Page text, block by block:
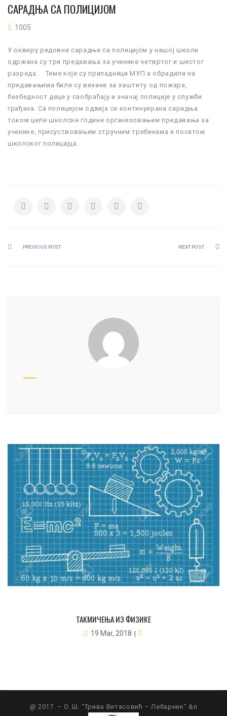
САРАДЊА СА ПОЛИЦИЈОМ
1005
У оквиру редовне сарадње са полицијом у нашој школи
одржана су три предавања за ученике четвртог и шестог
разреда. Теме које су припадници МУП а обрадили на
предавањима биле су везане за заштиту од пожара,
безбедност деце у саобраћају и значај полиције у служби
грађана. Са полицијом одвија се континуирана сарадња
током целе школске године организовањем предавања за
ученике, присуствовањем стручним трибинама и посетом
школског полицајца.
PREVIOUS POST NEXT POST
ТАКМИЧЕЊА ИЗ ФИЗИКЕ
19 Mar, 2018
@ 2017. – O. Ш. “Трива Витасовић – Лебарник” &n